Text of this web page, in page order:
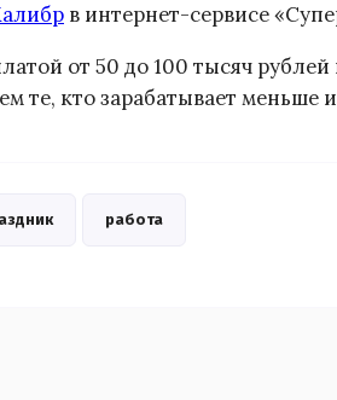
в интернет-сервисе
от 50 до 100 тысяч
те, кто зарабатывает меньше
работа